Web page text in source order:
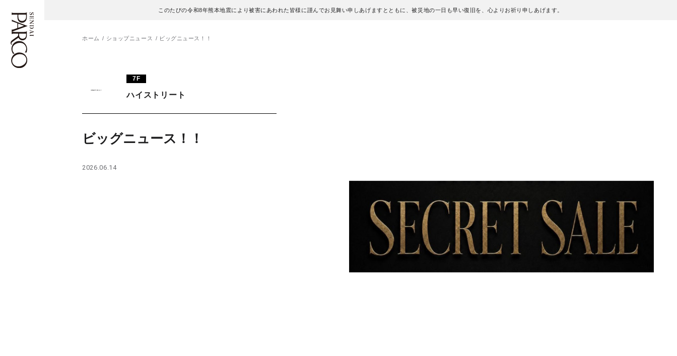
このたびの令和8年熊本地震により被害にあわれた皆様に謹んでお見舞い申しあげますとともに、被災地の一日も早い復旧を、心よりお祈り申しあげます。
施設案内・アクセス
ホーム ショップニュース ビッグニュース！！
7F
ハイストリート
ビッグニュース！！
2026.06.14